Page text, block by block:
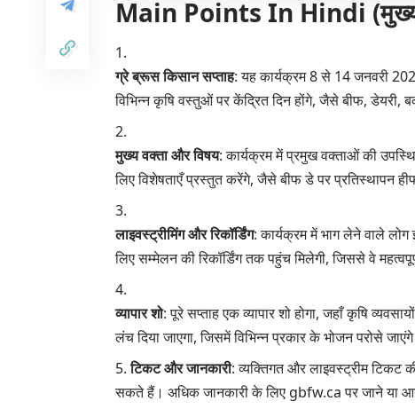
Main Points In Hindi (मुख्य
ग्रे ब्रूस किसान सप्ताह: यह कार्यक्रम 8 से 14 जनवरी
विभिन्न कृषि वस्तुओं पर केंद्रित दिन होंगे, जैसे बीफ, डेयरी,
मुख्य वक्ता और विषय: कार्यक्रम में प्रमुख वक्ताओं की
लिए विशेषताएँ प्रस्तुत करेंगे, जैसे बीफ डे पर प्रतिस्थापन
लाइवस्ट्रीमिंग और रिकॉर्डिंग: कार्यक्रम में भाग लेने वाले
लिए सम्मेलन की रिकॉर्डिंग तक पहुंच मिलेगी, जिससे वे
व्यापार शो: पूरे सप्ताह एक व्यापार शो होगा, जहाँ कृषि
लंच दिया जाएगा, जिसमें विभिन्न प्रकार के भोजन परोसे
टिकट और जानकारी: व्यक्तिगत और लाइवस्ट्रीम
सकते हैं। अधिक जानकारी के लिए gbfw.ca पर जाने या